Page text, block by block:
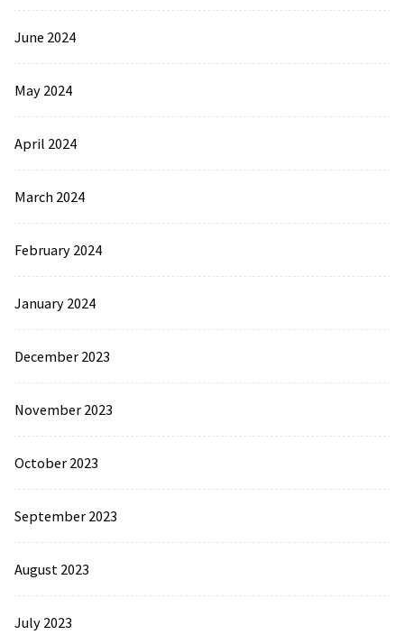
June 2024
May 2024
April 2024
March 2024
February 2024
January 2024
December 2023
November 2023
October 2023
September 2023
August 2023
July 2023